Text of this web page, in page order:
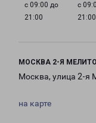
с 09:00 до
21:00
с
21:00
МОСКВА 2-Я
Москва, улица 2-я
на карте